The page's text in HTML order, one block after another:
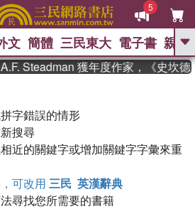
5
GO
推薦 、 國際布克獎 臺灣漫遊錄
念華
孩：黎曼猜想 、 偉大的迷走神經
文 簡體 三民東大 電子書 親子
Steadman 獲年度作家，《史坎德
字錯誤的情形
搜尋
近的關鍵字或增加關鍵字字彙來重
可改用 三民 英漢辭典
尋找您所需要的書籍